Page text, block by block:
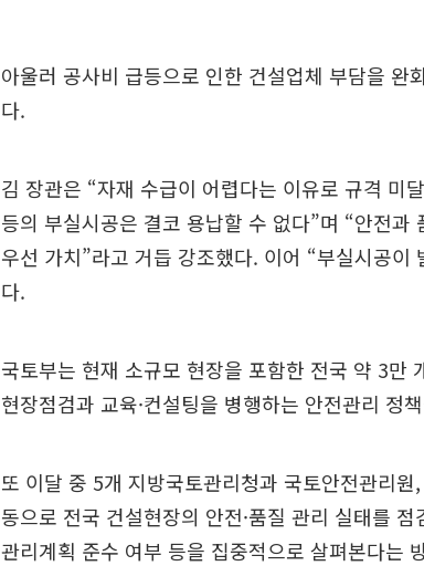
아울러 공사비 급등으로 인한 건설업체 부담을 완
다.
김 장관은 “자재 수급이 어렵다는 이유로 규격 미
등의 부실시공은 결코 용납할 수 없다”며 “안전과
우선 가치”라고 거듭 강조했다. 이어 “부실시공이
다.
국토부는 현재 소규모 현장을 포함한 전국 약 3만
현장점검과 교육·컨설팅을 병행하는 안전관리 정
또 이달 중 5개 지방국토관리청과 국토안전관리
동으로 전국 건설현장의 안전·품질 관리 실태를
관리계획 준수 여부 등을 집중적으로 살펴본다는